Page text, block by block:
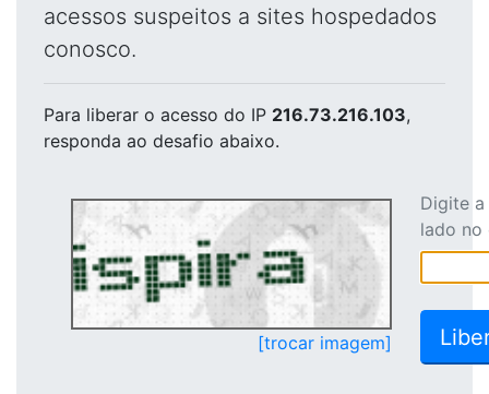
acessos suspeitos a sites hospedados
conosco.
Para liberar o acesso do IP 216.73.216.103,
responda ao desafio abaixo.
[trocar imagem]
Digite
lado no